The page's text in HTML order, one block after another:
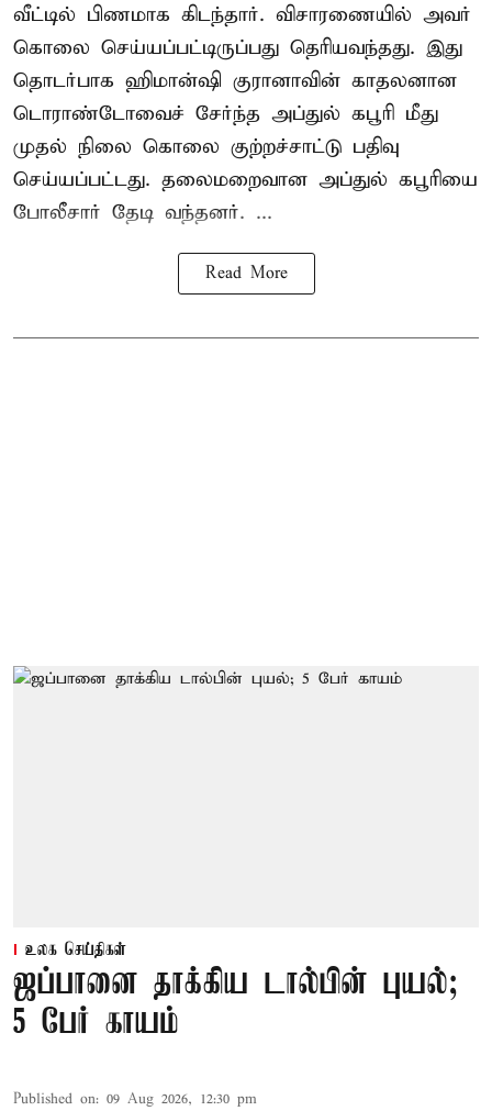
வீட்டில் பிணமாக கிடந்தார். விசாரணையில் அவர்
கொலை செய்யப்பட்டிருப்பது தெரியவந்தது. இது
தொடர்பாக ஹிமான்ஷி குரானாவின் காதலனான
டொராண்டோவைச் சேர்ந்த அப்துல் கபூரி மீது
முதல் நிலை கொலை குற்றச்சாட்டு பதிவு
செய்யப்பட்டது. தலைமறைவான அப்துல் கபூரியை
போலீசார் தேடி வந்தனர். ...
Read More
உலக செய்திகள்
ஜப்பானை தாக்கிய டால்பின் புயல்;
5 பேர் காயம்
Published on: 09 Aug 2026, 12:30 pm